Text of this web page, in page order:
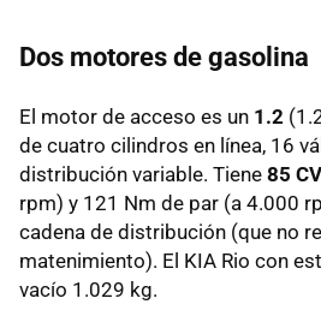
Dos motores de gasolina
El motor de acceso es un 1.2
de cuatro cilindros en línea, 16
distribución variable. Tiene 85 CV
rpm) y 121 Nm de par (a 4.000
cadena de distribución (que no
matenimiento). El KIA Rio con
vacío 1.029 kg.